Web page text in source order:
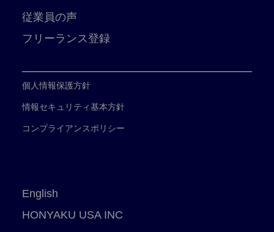
従業員の声
フリーランス登録
個人情報保護方針
情報セキュリティ基本方針
コンプライアンスポリシー
English
HONYAKU USA INC